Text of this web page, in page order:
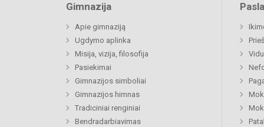
Gimnazija
Apie gimnaziją
Ugdymo aplinka
Misija, vizija, filosofija
Pasiekimai
Gimnazijos simboliai
Gimnazijos himnas
Tradiciniai renginiai
Bendradarbiavimas